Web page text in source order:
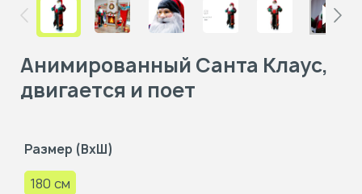
Анимированный Санта Клаус,
двигается и поет
Размер (ВxШ)
180 см